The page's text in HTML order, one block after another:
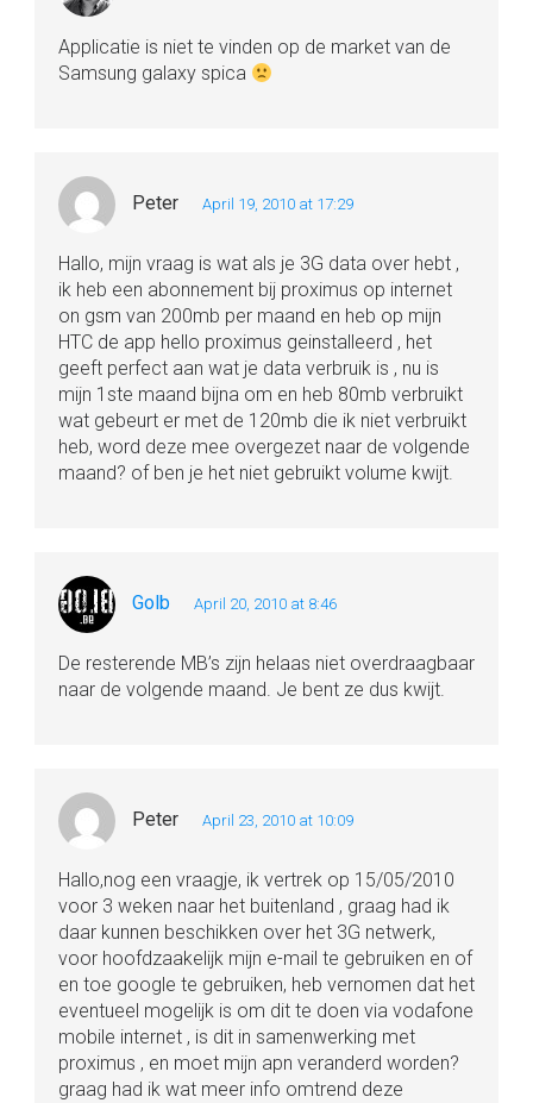
Applicatie is niet te vinden op de market van de
Samsung galaxy spica
Peter April 19, 2010 at 17:29
Hallo, mijn vraag is wat als je 3G data over hebt ,
ik heb een abonnement bij proximus op internet
on gsm van 200mb per maand en heb op mijn
HTC de app hello proximus geinstalleerd , het
geeft perfect aan wat je data verbruik is , nu is
mijn 1ste maand bijna om en heb 80mb verbruikt
wat gebeurt er met de 120mb die ik niet verbruikt
heb, word deze mee overgezet naar de volgende
maand? of ben je het niet gebruikt volume kwijt.
Golb April 20, 2010 at 8:46
De resterende MB’s zijn helaas niet overdraagbaar
naar de volgende maand. Je bent ze dus kwijt.
Peter April 23, 2010 at 10:09
Hallo,nog een vraagje, ik vertrek op 15/05/2010
voor 3 weken naar het buitenland , graag had ik
daar kunnen beschikken over het 3G netwerk,
voor hoofdzaakelijk mijn e-mail te gebruiken en of
en toe google te gebruiken, heb vernomen dat het
eventueel mogelijk is om dit te doen via vodafone
mobile internet , is dit in samenwerking met
proximus , en moet mijn apn veranderd worden?
graag had ik wat meer info omtrend deze